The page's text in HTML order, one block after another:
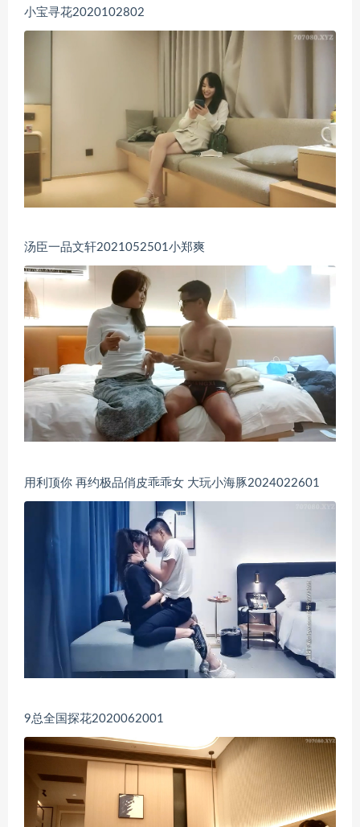
小宝寻花2020102802
汤臣一品文轩2021052501小郑爽
用利顶你 再约极品俏皮乖乖女 大玩小海豚2024022601
9总全国探花2020062001